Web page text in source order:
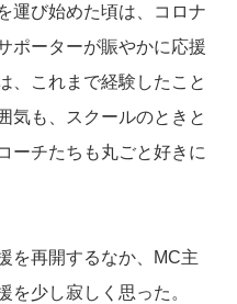
運び始めた頃は、コロナ
ポーターが賑やかに応援
、これまで経験したこと
気も、スクールのときと
ーチたちも丸ごと好きに
を再開するなか、MC主
を少し寂しく思った。